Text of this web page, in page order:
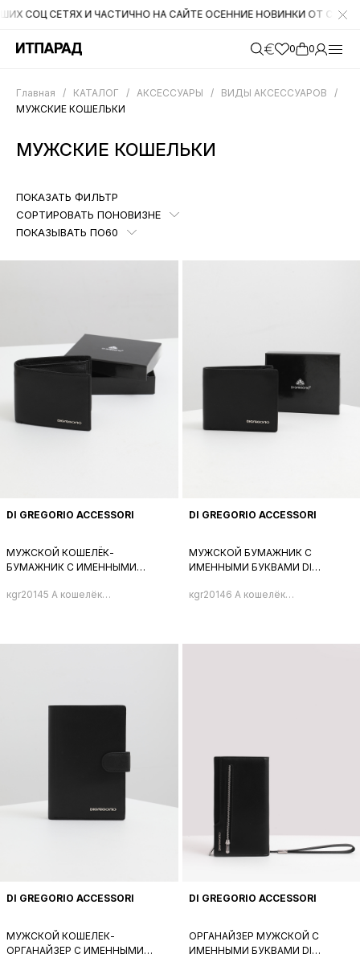
И ЧАСТИЧНО НА САЙТЕ ОСЕННИЕ НОВИНКИ ОТ CROMIA. НА
0 0
Главная / КАТАЛОГ / АКСЕССУАРЫ / ВИДЫ АКСЕССУАРОВ
/
МУЖСКИЕ КОШЕЛЬКИ
МУЖСКИЕ КОШЕЛЬКИ
ПОКАЗАТЬ ФИЛЬТР
СОРТИРОВАТЬ ПОНОВИЗНЕ
ПОКАЗЫВАТЬ ПО60
DI GREGORIO ACCESSORI
МУЖСКОЙ КОШЕЛЁК-
БУМАЖНИК С ИМЕННЫМИ
ЦВЕТА
кgr20145 A кошелёк
DI GREGORIO ACCESSORI
МУЖСКОЙ БУМАЖНИК С
ИМЕННЫМИ БУКВАМИ DI
кgr20146 A кошелёк
DI GREGORIO ACCESSORI
МУЖСКОЙ КОШЕЛЕК-
ОРГАНАЙЗЕР С ИМЕННЫМИ
DI GREGORIO ACCESSORI
ОРГАНАЙЗЕР МУЖСКОЙ С
ИМЕННЫМИ БУКВАМИ DI